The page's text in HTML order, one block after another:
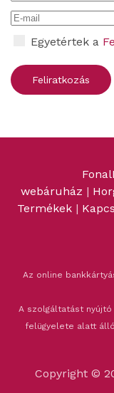
Egyetértek a
webáruház |
Termékek |
Az online
A szolgáltatást nyújtó
felügyelete alatt
Copyright ©